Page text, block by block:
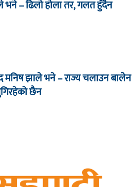
भने – ढिलो होला तर, गलत हुँदैन
मनिष झाले भने – राज्य चलाउन बालेन
छैन